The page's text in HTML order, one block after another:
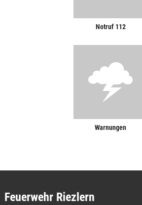
Notruf 112
Warnungen
Feuerwehr Riezlern